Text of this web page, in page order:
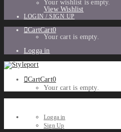
Your wishlist is empty.
View Wishlist
LOGIN / SIGN UP
CartCart0
Your cart is empty.
Logga in
CartCart0
Your cart is empty.
Logga in
Sign Up